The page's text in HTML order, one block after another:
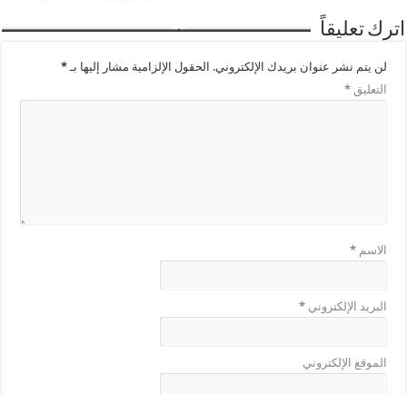
اترك تعليقاً
لن يتم نشر عنوان بريدك الإلكتروني. الحقول الإلزامية مشار إليها بـ*
التعليق*
الاسم*
البريد الإلكتروني*
الموقع الإلكتروني